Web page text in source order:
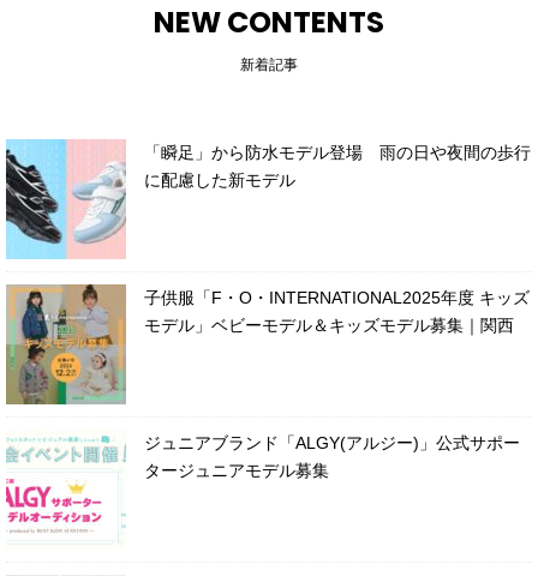
NEW CONTENTS
新着記事
「瞬足」から防水モデル登場 雨の日や夜間の歩行
に配慮した新モデル
子供服「F・O・INTERNATIONAL2025年度 キッズ
モデル」ベビーモデル＆キッズモデル募集｜関西
ジュニアブランド「ALGY(アルジー)」公式サポー
タージュニアモデル募集